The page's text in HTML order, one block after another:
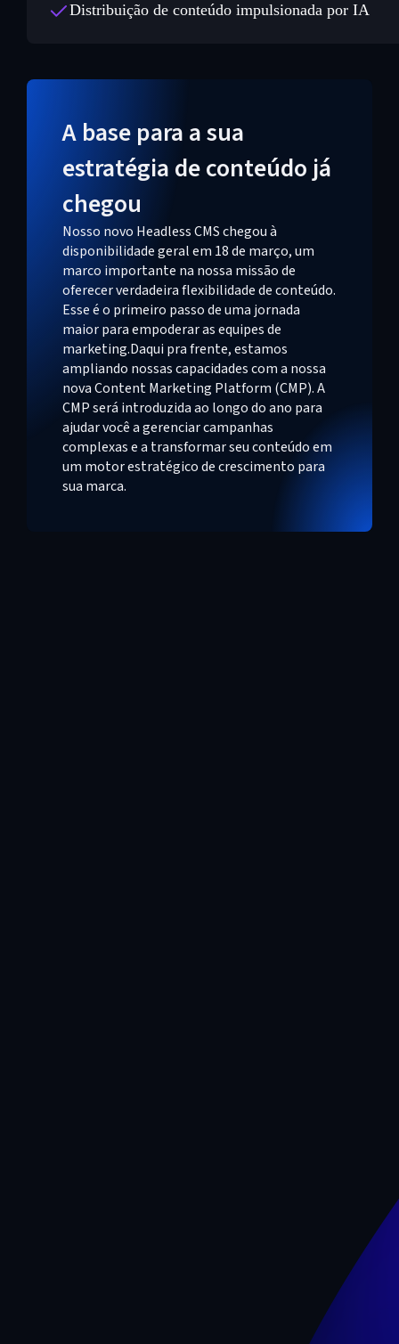
Distribuição de conteúdo impulsionada por IA
A base para a sua
estratégia de conteúdo já
chegou
Nosso novo Headless CMS chegou à
disponibilidade geral em 18 de março, um
marco importante na nossa missão de
oferecer verdadeira flexibilidade de conteúdo.
Esse é o primeiro passo de uma jornada
maior para empoderar as equipes de
marketing.Daqui pra frente, estamos
ampliando nossas capacidades com a nossa
nova Content Marketing Platform (CMP). A
CMP será introduzida ao longo do ano para
ajudar você a gerenciar campanhas
complexas e a transformar seu conteúdo em
um motor estratégico de crescimento para
sua marca.